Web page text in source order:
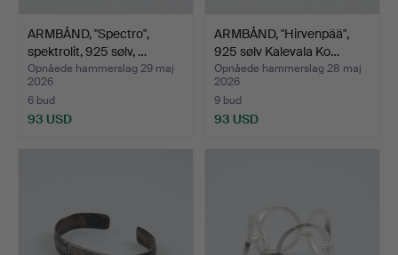
ARMBÅND, "Spectro",
spektrolit, 925 sølv, …
Opnåede hammerslag 29 maj
2026
6 bud
93 USD
ARMBÅND, "Hirvenpää",
925 sølv Kalevala Ko…
Opnåede hammerslag 28 maj
2026
9 bud
93 USD